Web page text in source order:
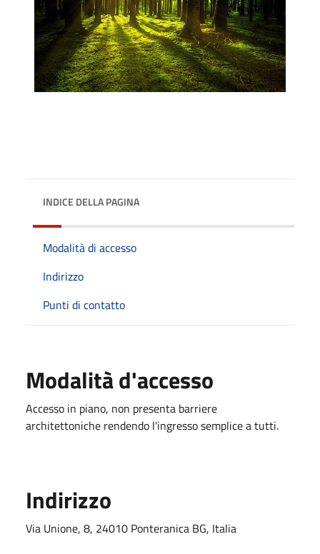
INDICE DELLA PAGINA
Modalità di accesso
Indirizzo
Punti di contatto
Modalità d'accesso
Accesso in piano, non presenta barriere
architettoniche rendendo l'ingresso semplice a tutti.
Indirizzo
Via Unione, 8, 24010 Ponteranica BG, Italia